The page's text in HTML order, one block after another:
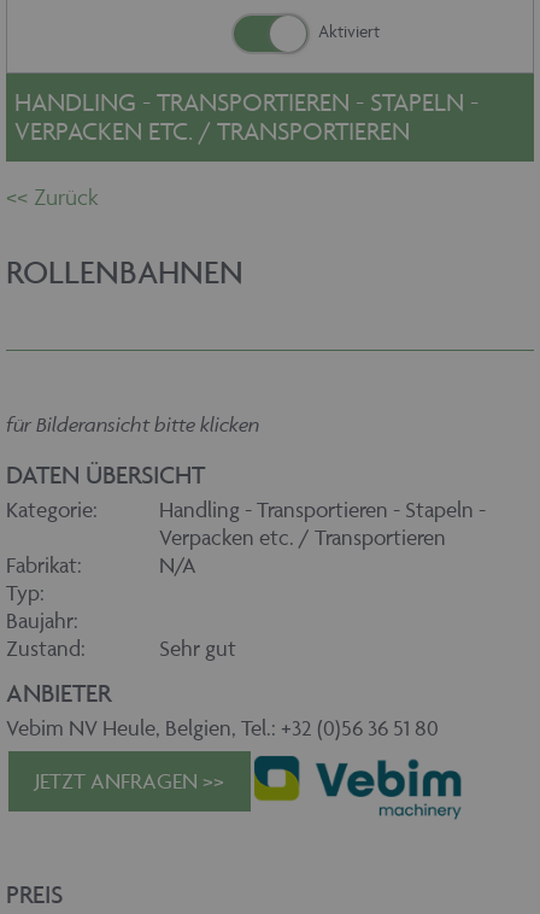
Kontakt
Impressum
Datenschutz
HANDLING - TRANSPORTIEREN - STAPELN -
VERPACKEN ETC. / TRANSPORTIEREN
ROLLENBAHNEN
für Bilderansicht bitte klicken
DATEN ÜBERSICHT
Kategorie:
Handling - Transportieren - Stapeln -
Verpacken etc. / Transportieren
Fabrikat:
N/A
Typ:
Baujahr:
Zustand:
Sehr gut
ANBIETER
Vebim NV Heule, Belgien, Tel.: +32 (0)56 36 51 80
JETZT ANFRAGEN >>
PREIS